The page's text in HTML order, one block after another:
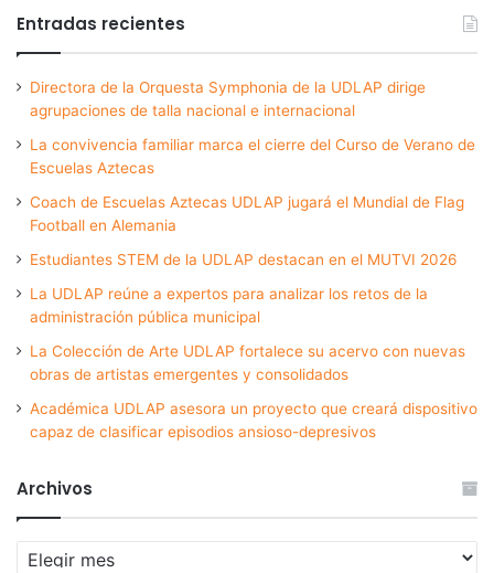
Entradas recientes
Directora de la Orquesta Symphonia de la UDLAP dirige
agrupaciones de talla nacional e internacional
La convivencia familiar marca el cierre del Curso de Verano de
Escuelas Aztecas
Coach de Escuelas Aztecas UDLAP jugará el Mundial de Flag
Football en Alemania
Estudiantes STEM de la UDLAP destacan en el MUTVI 2026
La UDLAP reúne a expertos para analizar los retos de la
administración pública municipal
La Colección de Arte UDLAP fortalece su acervo con nuevas
obras de artistas emergentes y consolidados
Académica UDLAP asesora un proyecto que creará dispositivo
capaz de clasificar episodios ansioso-depresivos
Archivos
Archivos